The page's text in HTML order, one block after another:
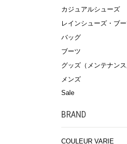
カジュアルシューズ
レインシューズ・ブ
バッグ
ブーツ
グッズ（メンテナンス
メンズ
Sale
BRAND
COULEUR VARIE